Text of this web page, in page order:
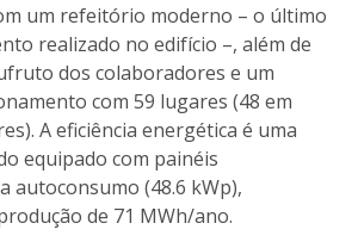
um refeitório moderno – o último
realizado no edifício –, além de
dos colaboradores e um
com 59 lugares (48 em
A eficiência energética é uma
equipado com painéis
autoconsumo (48.6 kWp),
de 71 MWh/ano.